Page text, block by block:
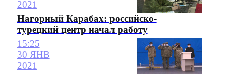
2021
Нагорный Карабах: российско-
турецкий центр начал работу
15:25
30 ЯНВ
2021